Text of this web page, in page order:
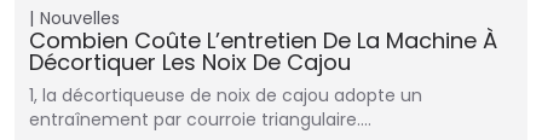
Nouvelles
Combien Coûte L’entretien De La Machine À
Décortiquer Les Noix De Cajou
1, la décortiqueuse de noix de cajou adopte un
entraînement par courroie triangulaire.…